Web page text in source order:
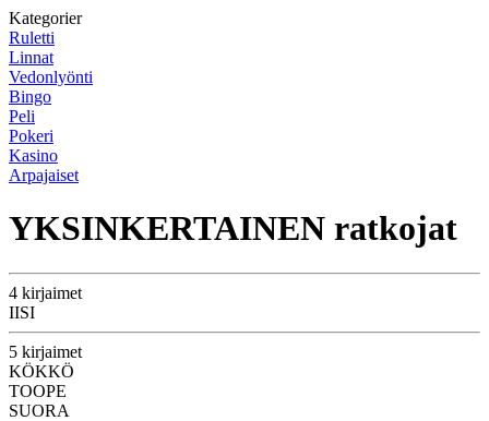
Kategorier
Ruletti
Linnat
Vedonlyönti
Bingo
Peli
Pokeri
Kasino
Arpajaiset
YKSINKERTAINEN ratkojat
4 kirjaimet
IISI
5 kirjaimet
KÖKKÖ
TOOPE
SUORA